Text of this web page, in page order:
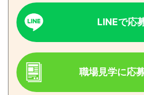
LINEで応
職場見学に応